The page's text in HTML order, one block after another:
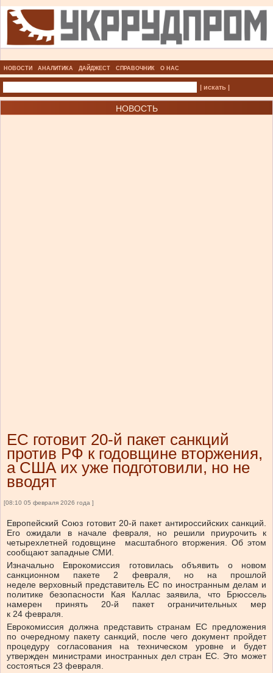
НОВОСТИ АНАЛИТИКА ДАЙДЖЕСТ СПРАВОЧНИК О НАС
| искать |
НОВОСТЬ
ЕС готовит 20-й пакет санкций
против РФ к годовщине вторжения,
а США их уже подготовили, но не
вводят
[08:10 05 февраля 2026 года ]
Европейский Союз готовит 20-й пакет антироссийских санкций.
Его ожидали в начале февраля, но решили приурочить к
четырехлетней годовщине масштабного вторжения. Об этом
сообщают западные СМИ.
Изначально Еврокомиссия готовилась объявить о новом
санкционном пакете 2 февраля, но на прошлой
неделе верховный представитель ЕС по иностранным делам и
политике безопасности Кая Каллас заявила, что Брюссель
намерен принять 20-й пакет ограничительных мер
к 24 февраля.
Еврокомиссия должна представить странам ЕС предложения
по очередному пакету санкций, после чего документ пройдет
процедуру согласования на техническом уровне и будет
утвержден министрами иностранных дел стран ЕС. Это может
состояться 23 февраля.